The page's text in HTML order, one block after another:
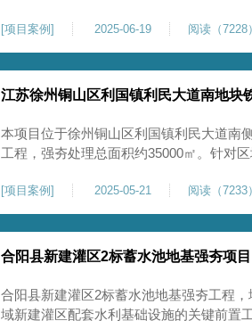
各类构支架、电气设备及配套设施建设标
施，投运后优化区域电网布局，增强当
[项目案例 ] 2025-06-19 阅读（7228）
江苏徐州铜山区利国镇利民大道南地块
本项目位于徐州铜山区利国镇利民大道南
工程，强夯处理总面积约35000㎡。针对
险，提升场地整体稳定性与承载力，彻底
灾害治理与土地安全利用。
[项目案例 ] 2025-05-21 阅读（7233）
合阳县新建灌区2标蓄水池地基强夯项目
合阳县新建灌区2标蓄水池地基强夯工程
域新建灌区配套水利基础设施的关键前置